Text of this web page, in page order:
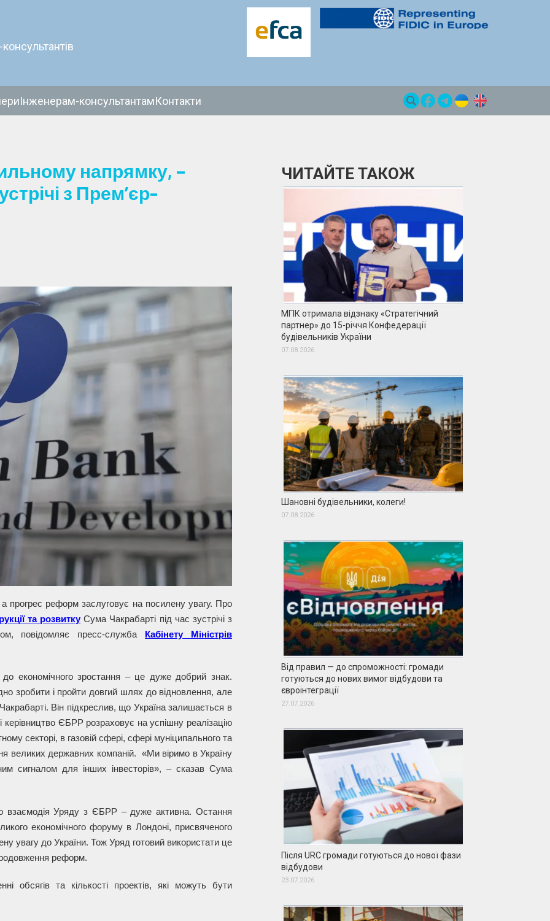
Інженерам-консультантамКонтакти
напрямку, –
з Прем’єр-
прогрес реформ заслуговує на посилену увагу. Про
та розвитку Сума Чакрабарті під час зустрічі з
повідомляє пресс-служба Кабінету Міністрів
економічного зростання – це дуже добрий знак.
зробити і пройти довгий шлях до відновлення, але
Він підкреслив, що Україна залишається в
керівництво ЄБРР розраховує на успішну реалізацію
секторі, в газовій сфері, сфері муніципального та
великих державних компаній. «Ми віримо в Україну
сигналом для інших інвесторів», – сказав Сума
взаємодія Уряду з ЄБРР – дуже активна. Остання
економічного форуму в Лондоні, присвяченого
увагу до України. Тож Уряд готовий використати це
реформ.
обсягів та кількості проектів, які можуть бути
ЧИТАЙТЕ ТАКОЖ
МГІК отримала відзнаку «Стратегічний
партнер» до 15-річчя Конфедерації
будівельників України
07.08.2026
Шановні будівельники, колеги!
07.08.2026
Від правил — до спроможності: громади
готуються до нових вимог відбудови та
євроінтеграції
27.07.2026
Після URC громади готуються до нової фази
відбудови
23.07.2026